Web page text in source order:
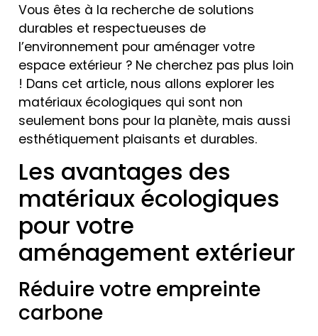
Vous êtes à la recherche de solutions
durables et respectueuses de
l’environnement pour aménager votre
espace extérieur ? Ne cherchez pas plus loin
! Dans cet article, nous allons explorer les
matériaux écologiques qui sont non
seulement bons pour la planète, mais aussi
esthétiquement plaisants et durables.
Les avantages des
matériaux écologiques
pour votre
aménagement extérieur
Réduire votre empreinte
carbone